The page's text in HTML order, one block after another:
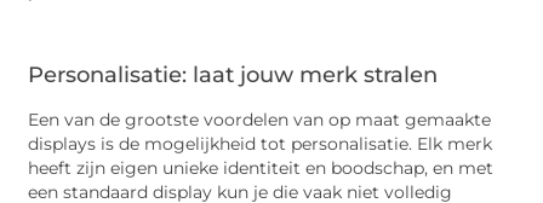
Personalisatie: laat jouw merk stralen
Een van de grootste voordelen van op maat gemaakte
displays is de mogelijkheid tot personalisatie. Elk merk
heeft zijn eigen unieke identiteit en boodschap, en met
een standaard display kun je die vaak niet volledig